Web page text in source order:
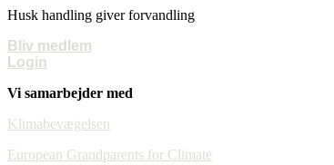
Husk handling giver forvandling
Bliv medlem
Login
Vi samarbejder med
Klimabevægelsen
European Grandparents for Climate